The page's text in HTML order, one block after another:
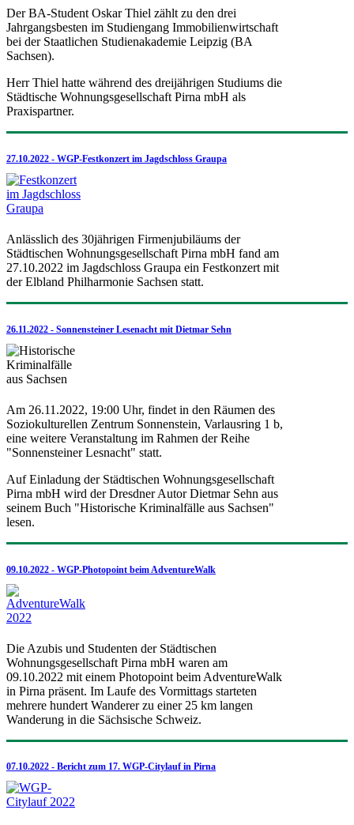
Der BA-Student Oskar Thiel zählt zu den drei
Jahrgangsbesten im Studiengang Immobilienwirtschaft
bei der Staatlichen Studienakademie Leipzig (BA
Sachsen).
Herr Thiel hatte während des dreijährigen Studiums die
Städtische Wohnungsgesellschaft Pirna mbH als
Praxispartner.
27.10.2022 - WGP-Festkonzert im Jagdschloss Graupa
Anlässlich des 30jährigen Firmenjubiläums der
Städtischen Wohnungsgesellschaft Pirna mbH fand am
27.10.2022 im Jagdschloss Graupa ein Festkonzert mit
der Elbland Philharmonie Sachsen statt.
26.11.2022 - Sonnensteiner Lesenacht mit Dietmar Sehn
Am 26.11.2022, 19:00 Uhr, findet in den Räumen des
Soziokulturellen Zentrum Sonnenstein, Varlausring 1 b,
eine weitere Veranstaltung im Rahmen der Reihe
"Sonnensteiner Lesnacht" statt.
Auf Einladung der Städtischen Wohnungsgesellschaft
Pirna mbH wird der Dresdner Autor Dietmar Sehn aus
seinem Buch "Historische Kriminalfälle aus Sachsen"
lesen.
09.10.2022 - WGP-Photopoint beim AdventureWalk
Die Azubis und Studenten der Städtischen
Wohnungsgesellschaft Pirna mbH waren am
09.10.2022 mit einem Photopoint beim AdventureWalk
in Pirna präsent. Im Laufe des Vormittags starteten
mehrere hundert Wanderer zu einer 25 km langen
Wanderung in die Sächsische Schweiz.
07.10.2022 - Bericht zum 17. WGP-Citylauf in Pirna